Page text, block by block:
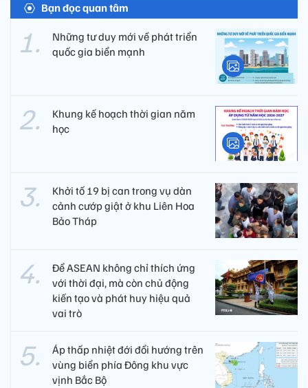
Bạn đọc quan tâm
Những tư duy mới về phát triển
quốc gia biển mạnh
Khung kế hoạch thời gian năm
học
Khởi tố 19 bị can trong vụ dàn
cảnh cướp giật ở khu Liên Hoa
Bảo Tháp
Để ASEAN không chỉ thích ứng
với thời đại, mà còn chủ động
kiến tạo và phát huy hiệu quả
vai trò
Áp thấp nhiệt đới đổi hướng trên
vùng biển phía Đông khu vực
vịnh Bắc Bộ